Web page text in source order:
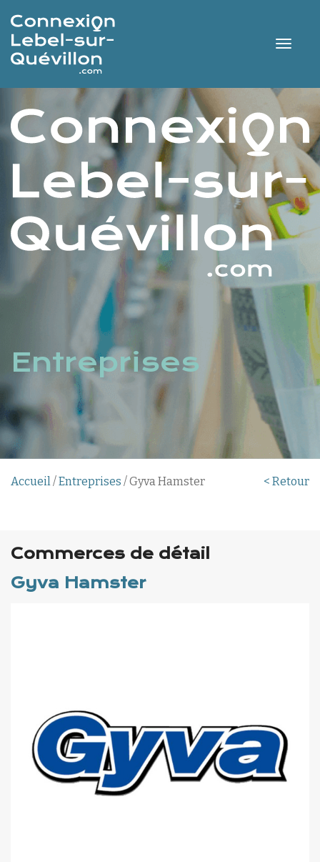
Entreprises
Accueil/Entreprises / Gyva Hamster < Retour
Commerces de détail
Gyva Hamster